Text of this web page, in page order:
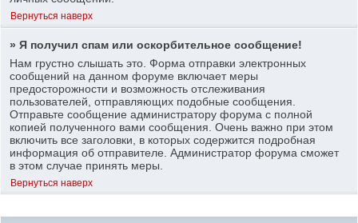
Вернуться наверх
» Я получил спам или оскорбительное сообщение!
Нам грустно слышать это. Форма отправки электронных
сообщений на данном форуме включает меры
предосторожности и возможность отслеживания
пользователей, отправляющих подобные сообщения.
Отправьте сообщение администратору форума с полной
копией полученного вами сообщения. Очень важно при этом
включить все заголовки, в которых содержится подробная
информация об отправителе. Администратор форума сможет
в этом случае принять меры.
Вернуться наверх